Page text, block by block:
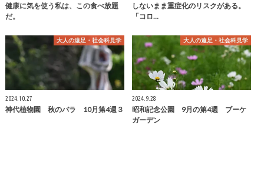
健康に気を使う私は、この食べ放題
だ。
しないまま重症化のリスクがある。
「コロ…
大人の遠足・社会科見学
2024.10.27
神代植物園 秋のバラ 10月第4週３
大人の遠足・社会科見学
2024.9.28
昭和記念公園 9月の第4週 ブーケ
ガーデン